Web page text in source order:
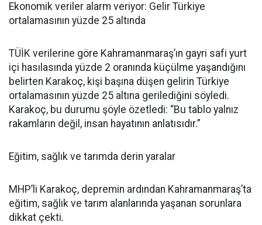
Ekonomik veriler alarm veriyor: Gelir Türkiye
ortalamasının yüzde 25 altında
TÜİK verilerine göre Kahramanmaraş’ın gayri safi yurt
içi hasılasında yüzde 2 oranında küçülme yaşandığını
belirten Karakoç, kişi başına düşen gelirin Türkiye
ortalamasının yüzde 25 altına gerilediğini söyledi.
Karakoç, bu durumu şöyle özetledi: “Bu tablo yalnız
rakamların değil, insan hayatının anlatısıdır.”
Eğitim, sağlık ve tarımda derin yaralar
MHP’li Karakoç, depremin ardından Kahramanmaraş’ta
eğitim, sağlık ve tarım alanlarında yaşanan sorunlara
dikkat çekti.